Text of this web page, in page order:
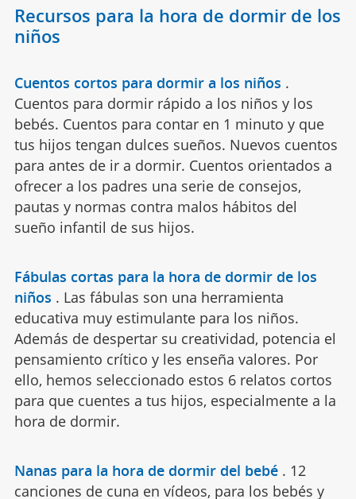
Recursos para la hora de dormir de los
niños
Cuentos cortos para dormir a los niños .
Cuentos para dormir rápido a los niños y los
bebés. Cuentos para contar en 1 minuto y que
tus hijos tengan dulces sueños. Nuevos cuentos
para antes de ir a dormir. Cuentos orientados a
ofrecer a los padres una serie de consejos,
pautas y normas contra malos hábitos del
sueño infantil de sus hijos.
Fábulas cortas para la hora de dormir de los
niños . Las fábulas son una herramienta
educativa muy estimulante para los niños.
Además de despertar su creatividad, potencia el
pensamiento crítico y les enseña valores. Por
ello, hemos seleccionado estos 6 relatos cortos
para que cuentes a tus hijos, especialmente a la
hora de dormir.
Nanas para la hora de dormir del bebé . 12
canciones de cuna en vídeos, para los bebés y